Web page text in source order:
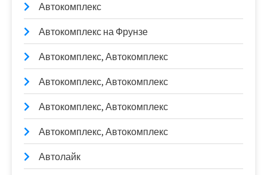
Автокомплекс
Автокомплекс на Фрунзе
Автокомплекс, Автокомплекс
Автокомплекс, Автокомплекс
Автокомплекс, Автокомплекс
Автокомплекс, Автокомплекс
Автолайк